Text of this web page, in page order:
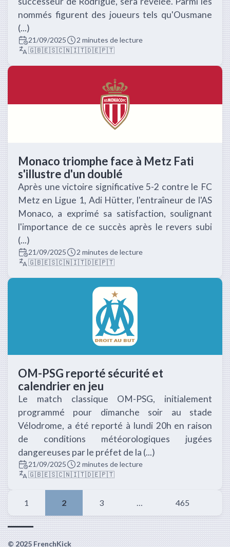
nommés figurent des joueurs tels qu'Ousmane
(...)
21/09/2025
2 minutes de lecture
🇬🇧🇪🇸🇨🇳🇮🇹🇩🇪🇵🇹
Monaco triomphe face à Metz Fati
s'illustre d'un doublé
Après une victoire significative 5-2 contre le FC
Metz en Ligue 1, Adi Hütter, l'entraîneur de l'AS
Monaco, a exprimé sa satisfaction, soulignant
l'importance de ce succès après le revers subi
(...)
21/09/2025
2 minutes de lecture
🇬🇧🇪🇸🇨🇳🇮🇹🇩🇪🇵🇹
OM-PSG reporté sécurité et
calendrier en jeu
Le match classique OM-PSG, initialement
programmé pour dimanche soir au stade
Vélodrome, a été reporté à lundi 20h en raison
de conditions météorologiques jugées
dangereuses par le préfet de la (...)
21/09/2025
2 minutes de lecture
🇬🇧🇪🇸🇨🇳🇮🇹🇩🇪🇵🇹
1 2 3 … 465
© 2025 FrenchKick